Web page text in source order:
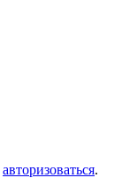
авторизоваться.